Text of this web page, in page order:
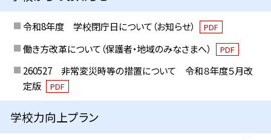
令和8年度 学校閉庁日について（お知らせ） PDF
働き方改革について（保護者・地域のみなさまへ） PDF
260527 非常変災時等の措置について 令和８年度５月改
定版
PDF
学校力向上プラン